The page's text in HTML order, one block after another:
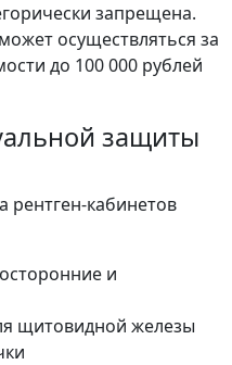
запрещена.
осуществляться за
до 100 000 рублей
защиты
рентген-кабинетов
и
щитовидной железы